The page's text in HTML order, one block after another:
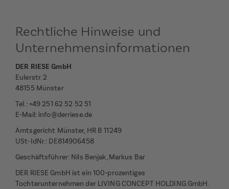
Rechtliche Hinweise und
Unternehmensinformationen
DER RIESE GmbH
Eulerstr. 2
48155 Münster
Tel.: +49 251 62 52 52 51
E-Mail: info@derriese.de
Amtsgericht Münster, HR B 11249
USt-IdNr.: DE814906458
Geschäftsführer: Nils Benjak, Markus Bar
DER RIESE GmbH ist ein 100-prozentiges
Tochterunternehmen der LIVING CONCEPT HOLDING GmbH.